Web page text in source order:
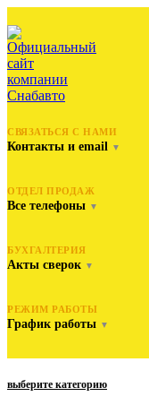
СВЯЗАТЬСЯ С НАМИ
Контакты и email ▼
ОТДЕЛ ПРОДАЖ
Все телефоны ▼
БУХГАЛТЕРИЯ
Акты сверок ▼
РЕЖИМ РАБОТЫ
График работы ▼
выберите категорию